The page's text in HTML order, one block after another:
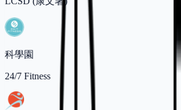
科學園
24/7 Fitness